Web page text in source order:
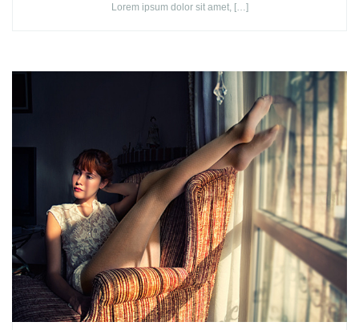
Lorem ipsum dolor sit amet, […]